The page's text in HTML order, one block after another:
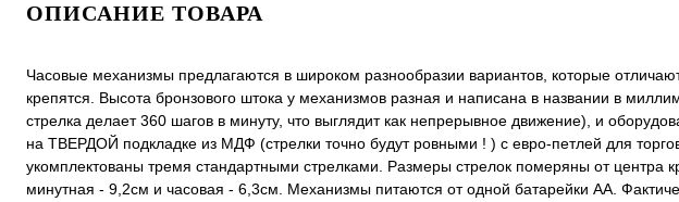
ОПИСАНИЕ ТОВАРА
Часовые механизмы предлагаются в широком разнообразии вариантов, которые
крепятся. Высота бронзового штока у механизмов разная и написана в названии в
стрелка делает 360 шагов в минуту, что выглядит как непрерывное движение), и
на ТВЕРДОЙ подкладке из МДФ (стрелки точно будут ровными ! ) с евро-петлей для
укомплектованы тремя стандартными стрелками. Размеры стрелок померяны от центра
минутная - 9,2см и часовая - 6,3см. Механизмы питаются от одной батарейки АА.